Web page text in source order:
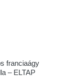
franciaágy
– ELTAP